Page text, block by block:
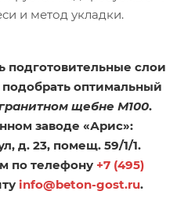
и метод укладки.
подготовительные слои
оптимальный
щебне М100.
заводе «Арис»:
д. 23, помещ. 59/1/1.
по телефону +7 (495)
info@beton-gost.ru.